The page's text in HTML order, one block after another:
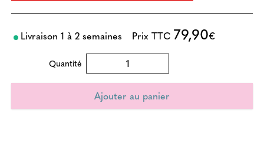
Livraison 1 à 2 semaines Prix TTC 79,90€
Quantité